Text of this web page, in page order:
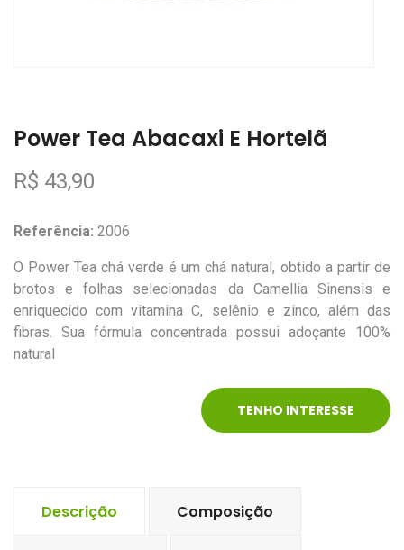
Power Tea Abacaxi E Hortelã
R$ 43,90
Referência: 2006
O Power Tea chá verde é um chá natural, obtido a partir de
brotos e folhas selecionadas da Camellia Sinensis e
enriquecido com vitamina C, selênio e zinco, além das
fibras. Sua fórmula concentrada possui adoçante 100%
natural
TENHO INTERESSE
Descrição Composição